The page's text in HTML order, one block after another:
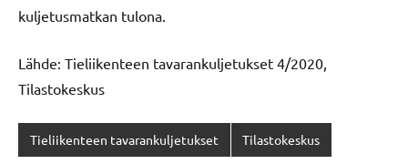
kuljetusmatkan tulona.
Lähde: Tieliikenteen tavarankuljetukset 4/2020,
Tilastokeskus
Tieliikenteen tavarankuljetukset Tilastokeskus